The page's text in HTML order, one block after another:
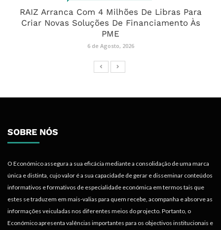
RAIZ Arranca Com 4 Milhões De Libras Para
Criar Novas Soluções De Financiamento Às
PME
6 de Agosto, 2026
SOBRE NÓS
O Económico assegura a sua eficácia mediante a consolidação de uma marca
única e distinta, cujo valor é a sua capacidade de gerar e disseminar conteúdos
informativos e formativos de especialidade económica em termos tais que
estes se traduzem em mais-valias para quem recebe, acompanha e absorve as
informações veiculadas nos diferentes meios do projecto. Portanto, o
Económico apresenta valências importantes para os objectivos institucionais e